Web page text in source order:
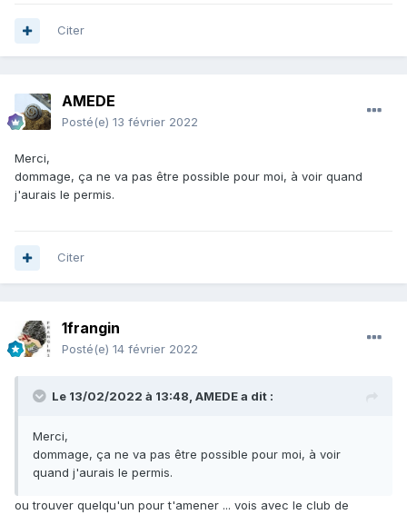
Citer
AMEDE
Posté(e) 13 février 2022
Merci,
dommage, ça ne va pas être possible pour moi, à voir quand
j'aurais le permis.
Citer
1frangin
Posté(e) 14 février 2022
Le 13/02/2022 à 13:48, AMEDEa dit :
Merci,
dommage, ça ne va pas être possible pour moi, à voir
quand j'aurais le permis.
ou trouver quelqu'un pour t'amener ... vois avec le club de